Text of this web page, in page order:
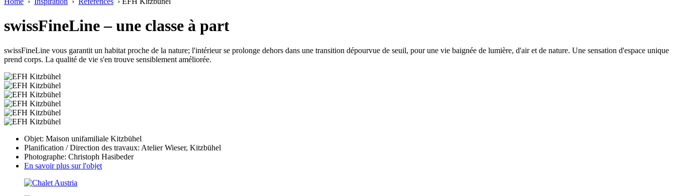
swissFineLine – une classe à part
swissFineLine vous garantit un habitat proche de la nature; l'intérieur se prolonge dehors dans une transition dépourvue de seuil, pour une vie baignée de lumière, d'air et de nature. Une sensation d'espace unique
prend corps. La qualité de vie s'en trouve sensiblement améliorée.
Objet: Maison unifamiliale Kitzbühel
Planification / Direction des travaux: Atelier Wieser, Kitzbühel
Photographe: Christoph Hasibeder
En savoir plus sur l'objet